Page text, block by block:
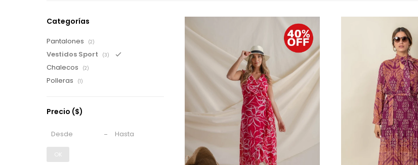
Categorías
Pantalones (2)
Vestidos Sport (3)
Chalecos (2)
Polleras (1)
Precio ($)
OK